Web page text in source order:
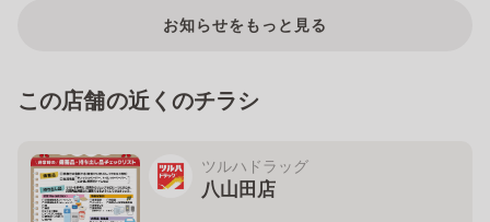
お知らせをもっと見る
この店舗の近くのチラシ
ツルハドラッグ
八山田店